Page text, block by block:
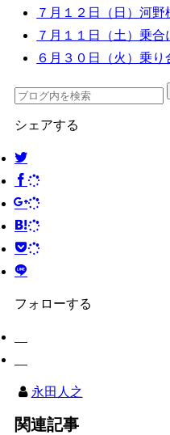
７月１２日（日）河野
７月１１日（土）乗合
６月３０日（火）乗り
シェアする
フォローする
永田人之
関連記事